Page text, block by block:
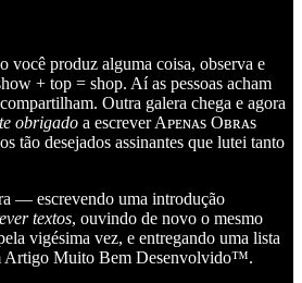
você produz alguma coisa, observa e
+ top = shop. Aí as pessoas acham
Outra galera chega e agora
obrigado a escrever Aᴘᴇɴᴀs Oʙʀᴀs
tão desejados assinantes que lutei tanto
— escrevendo uma introdução
textos, ouvindo de novo o mesmo
vigésima vez, e entregando uma lista
Artigo Muito Bem Desenvolvido™.